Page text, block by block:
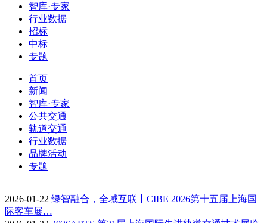
智库·专家
行业数据
招标
中标
专题
首页
新闻
智库·专家
公共交通
轨道交通
行业数据
品牌活动
专题
2026-01-22 绿智融合，全域互联丨CIBE 2026第十五届上海国
际客车展…